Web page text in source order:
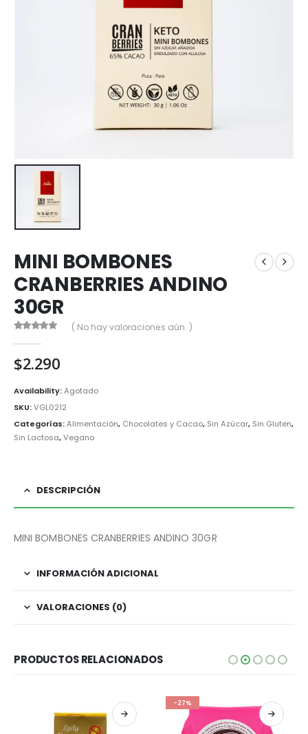
MINI BOMBONES
CRANBERRIES ANDINO
30GR
( No hay valoraciones aún. )
$2.290
Availability:Agotado
SKU:VGL0212
Categorías:Alimentación, Chocolates y Cacao, Sin Azúcar, Sin Gluten,
Sin Lactosa,Vegano
DESCRIPCIÓN
MINI BOMBONES CRANBERRIES ANDINO 30GR
INFORMACIÓN ADICIONAL
VALORACIONES (0)
PRODUCTOS RELACIONADOS
-27%